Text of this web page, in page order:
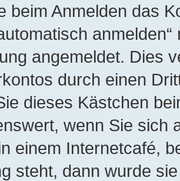
beim Anmelden das
angemeldet. Dies
durch einen
dieses Kästchen
wenn Sie sich
einem Internetcafé,
steht, dann wurde